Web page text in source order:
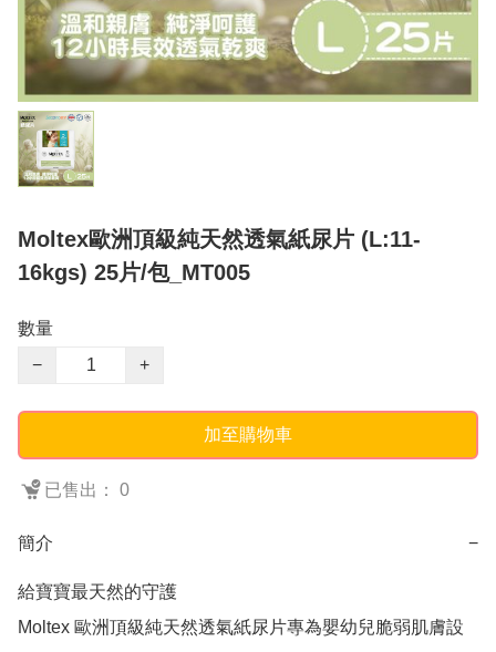
Moltex歐洲頂級純天然透氣紙尿片 (L:11-
16kgs) 25片/包_MT005
數量
−
+
加至購物車
已售出： 0
簡介 −
給寶寶最天然的守護
Moltex 歐洲頂級純天然透氣紙尿片專為嬰幼兒脆弱肌膚設